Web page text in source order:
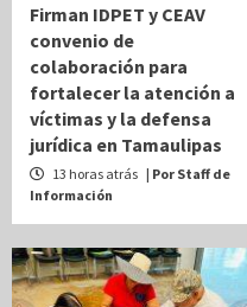
Firman IDPET y CEAV
convenio de
colaboración para
fortalecer la atención a
víctimas y la defensa
jurídica en Tamaulipas
13 horas atrás | Por Staff de
Información